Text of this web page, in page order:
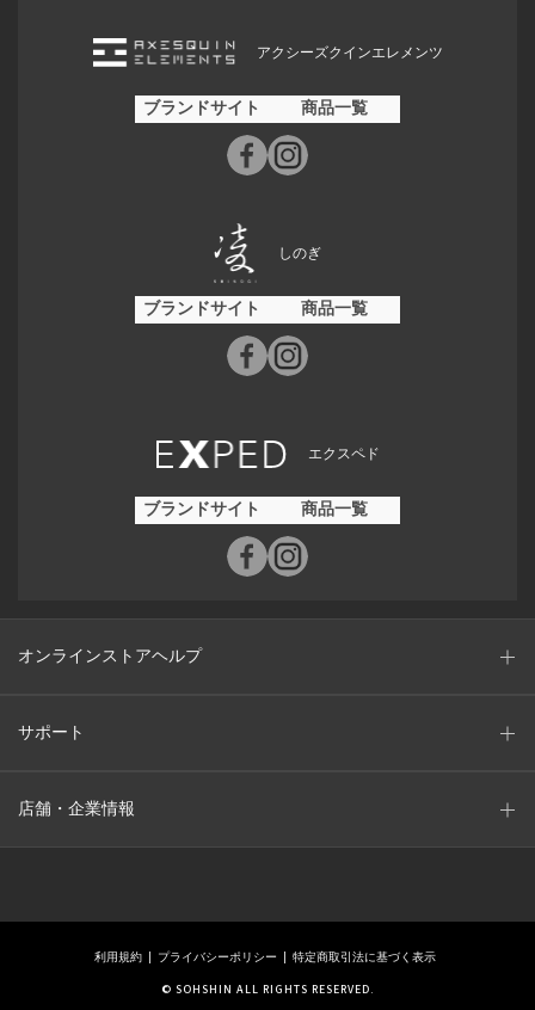
アクシーズクインエレメンツ
ブランドサイト 商品一覧
しのぎ
ブランドサイト 商品一覧
エクスペド
ブランドサイト 商品一覧
オンラインストアヘルプ
サポート
店舗・企業情報
利用規約 プライバシーポリシー
特定商取引法に基づく表示
© SOHSHIN ALL RIGHTS RESERVED.